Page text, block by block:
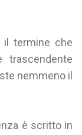
termine che
nemmeno il
è scritto in